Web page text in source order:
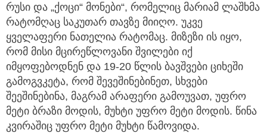
რუსი და „ქოცი“ მონები“, რომელიც მარიამ ლაშხმა
რატომღაც საკუთარ თავზე მიიღო. უკვე
ყველაფერი ნათელია რატომაც. მიზეზი ის იყო,
რომ მისი მცირეწლოვანი შვილები იქ
იმყოფებოდნენ და 19-20 წლის ბავშვები ციხეში
გამოგვკეტა, რომ შევეშინებინეთ, სხვები
შეეშინებინა, მაგრამ არაფერი გამოუვათ, უფრო
მეტი ბრაზი მოდის, მუხტი უფრო მეტი მოდის. წინა
კვირაშიც უფრო მეტი მუხტი წამოვიდა.